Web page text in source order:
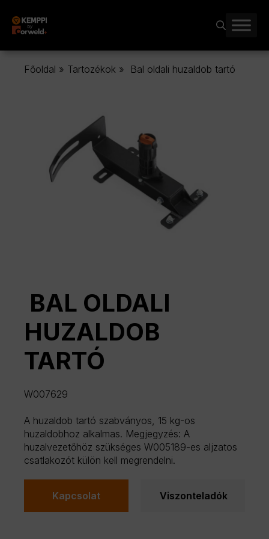
tartalomba
Főoldal » Tartozékok » Bal oldali huzaldob tartó
BAL OLDALI
HUZALDOB
TARTÓ
W007629
A huzaldob tartó szabványos, 15 kg-os
huzaldobhoz alkalmas. Megjegyzés: A
huzalvezetőhöz szükséges W005189-es aljzatos
csatlakozót külön kell megrendelni.
Kapcsolat Viszonteladók